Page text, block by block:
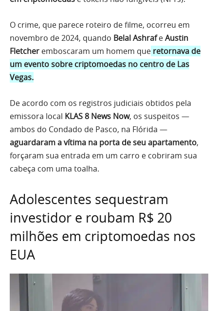
O crime, que parece roteiro de filme, ocorreu em
novembro de 2024, quando Belal AshrafeAustin
Fletcher emboscaram um homem que retornava de
um evento sobre criptomoedas no centro de Las
Vegas.
De acordo com os registros judiciais obtidos pela
emissora local KLAS 8 News Now, os suspeitos —
ambos do Condado de Pasco, na Flórida —
aguardaram a vítima na porta de seu apartamento,
forçaram sua entrada em um carro e cobriram sua
cabeça com uma toalha.
Adolescentes sequestram
investidor e roubam R$ 20
milhões em criptomoedas nos
EUA